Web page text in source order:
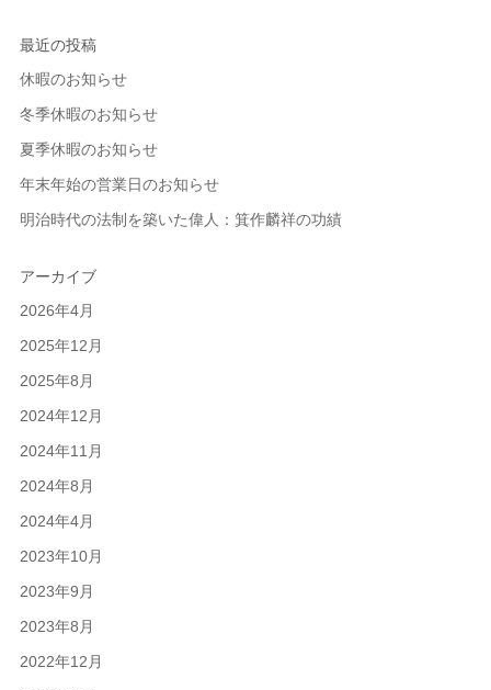
最近の投稿
休暇のお知らせ
冬季休暇のお知らせ
夏季休暇のお知らせ
年末年始の営業日のお知らせ
明治時代の法制を築いた偉人：箕作麟祥の功績
アーカイブ
2026年4月
2025年12月
2025年8月
2024年12月
2024年11月
2024年8月
2024年4月
2023年10月
2023年9月
2023年8月
2022年12月